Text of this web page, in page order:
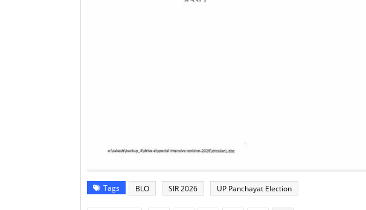
Tags BLO SIR 2026 UP Panchayat Election